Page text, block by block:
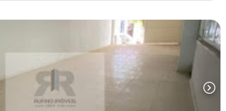
chevron_right